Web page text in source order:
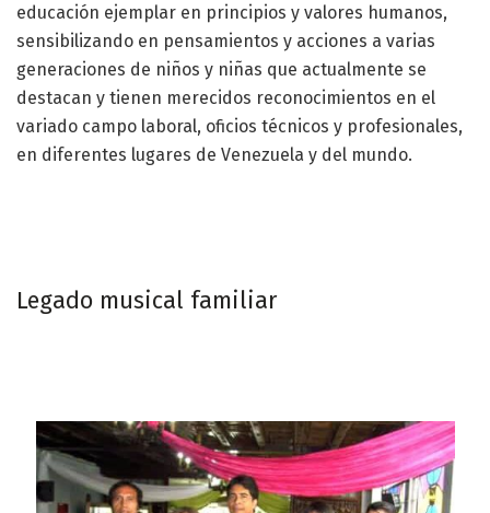
educación ejemplar en principios y valores humanos,
sensibilizando en pensamientos y acciones a varias
generaciones de niños y niñas que actualmente se
destacan y tienen merecidos reconocimientos en el
variado campo laboral, oficios técnicos y profesionales,
en diferentes lugares de Venezuela y del mundo.
Legado musical familiar